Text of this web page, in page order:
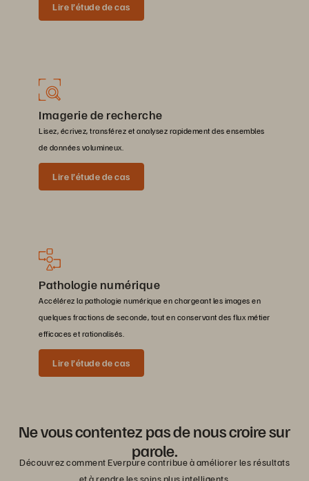
Lire l’étude de cas
Imagerie de recherche
Lisez, écrivez, transférez et analysez rapidement des ensembles
de données volumineux.
Lire l’étude de cas
Pathologie numérique
Accélérez la pathologie numérique en chargeant les images en
quelques fractions de seconde, tout en conservant des flux métier
efficaces et rationalisés.
Lire l’étude de cas
Ne vous contentez pas de nous croire sur
parole.
Découvrez comment Everpure contribue à améliorer les résultats
et à rendre les soins plus intelligents.